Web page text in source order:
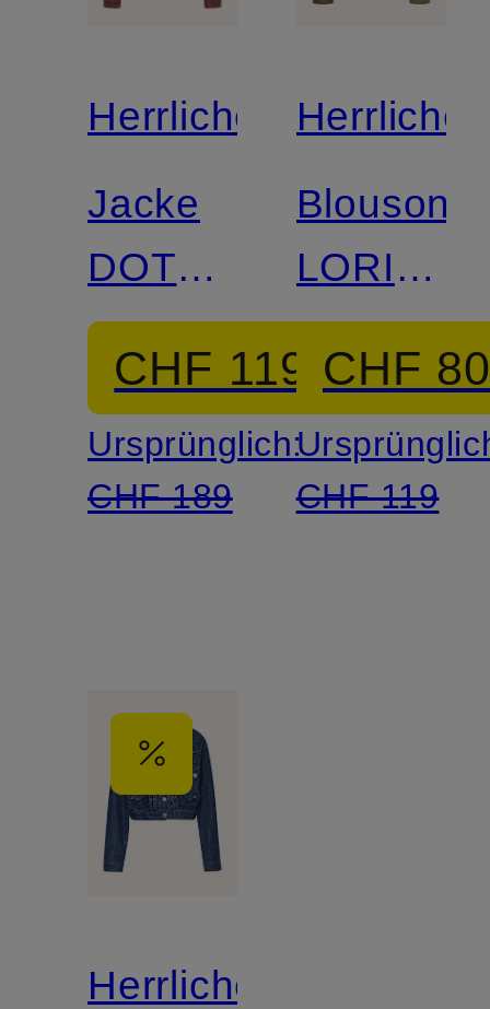
Herrlicher
Jacke
DOTTY
aus
Leinen
CHF 119
Ursprünglich:
CHF 189
Herrlicher
Blouson
LORIA
in
CHF
CHF 119
Herrlicher